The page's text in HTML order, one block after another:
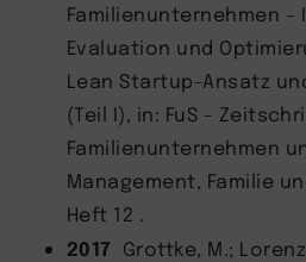
Familienunternehmen
Evaluation und
Lean Startup-Ansatz
(Teil I), in: FuS -
Familienunternehmen
Management, Familie
Heft 12 .
2017 Grottke, M.;